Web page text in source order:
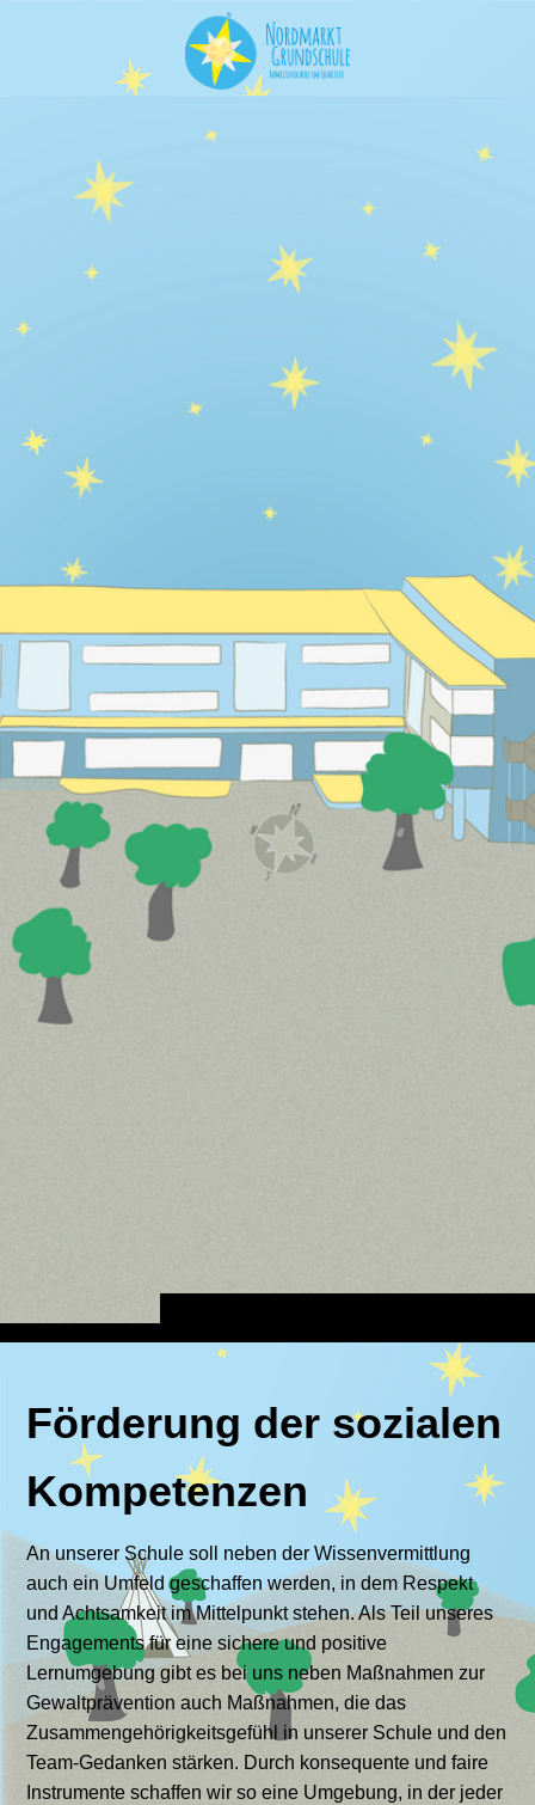
Förderung der sozialen
Kompetenzen
An unserer Schule soll neben der Wissenvermittlung
auch ein Umfeld geschaffen werden, in dem Respekt
und Achtsamkeit im Mittelpunkt stehen. Als Teil unseres
Engagements für eine sichere und positive
Lernumgebung gibt es bei uns neben Maßnahmen zur
Gewaltprävention auch Maßnahmen, die das
Zusammengehörigkeitsgefühl in unserer Schule und den
Team-Gedanken stärken. Durch konsequente und faire
Instrumente schaffen wir so eine Umgebung, in der jeder